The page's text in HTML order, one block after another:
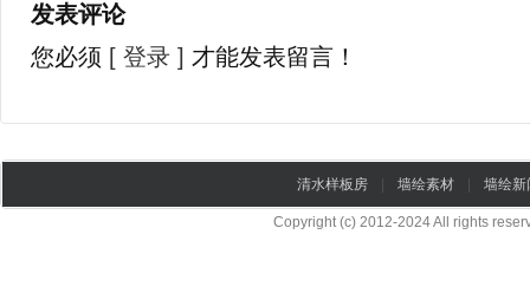
发表评论
您必须 [ 登录 ] 才能发表留言！
清水样板房 墙绘素材 墙绘新
Copyright (c) 2012-2024 All rights